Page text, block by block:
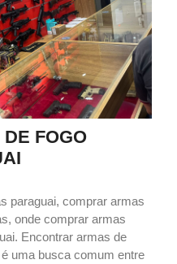
FOGO
paraguai, comprar armas
onde comprar armas
Encontrar armas de
uma busca comum entre